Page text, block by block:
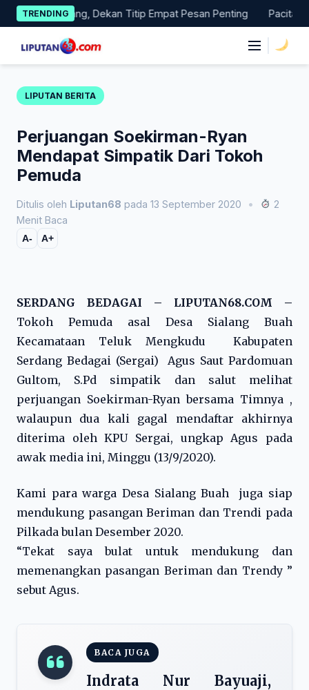
Skip
to
content
TRENDING
Magang, Dekan Titip Empat Pesan Penting Pacitan
LIPUTAN BERITA
Perjuangan Soekirman-Ryan
Mendapat Simpatik Dari Tokoh
Pemuda
Ditulis oleh Liputan68 pada 13 September 2020 •
2
Menit Baca
A- A+
SERDANG BEDAGAI – LIPUTAN68.COM –
Tokoh Pemuda asal Desa Sialang Buah
Kecamataan Teluk Mengkudu Kabupaten
Serdang Bedagai (Sergai) Agus Saut Pardomuan
Gultom, S.Pd simpatik dan salut melihat
perjuangan Soekirman-Ryan bersama Timnya ,
walaupun dua kali gagal mendaftar akhirnya
diterima oleh KPU Sergai, ungkap Agus pada
awak media ini, Minggu (13/9/2020).
Kami para warga Desa Sialang Buah juga siap
mendukung pasangan Beriman dan Trendi pada
Pilkada bulan Desember 2020.
“Tekat saya bulat untuk mendukung dan
memenangkan pasangan Beriman dan Trendy ”
sebut Agus.
BACA JUGA
Indrata Nur Bayuaji,